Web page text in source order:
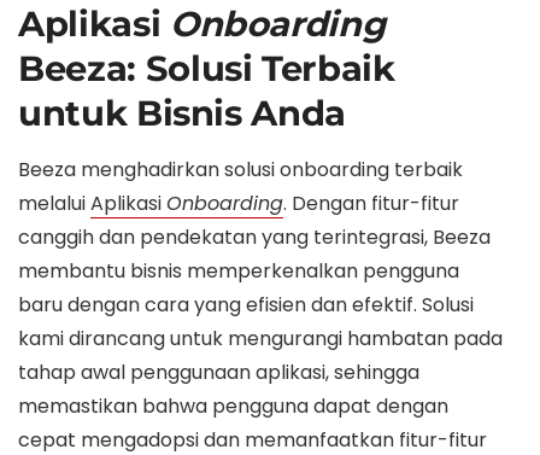
Aplikasi Onboarding
Beeza: Solusi Terbaik
untuk Bisnis Anda
Beeza menghadirkan solusi onboarding terbaik
melaluiAplikasiOnboarding. Dengan fitur-fitur
canggih dan pendekatan yang terintegrasi, Beeza
membantu bisnis memperkenalkan pengguna
baru dengan cara yang efisien dan efektif. Solusi
kami dirancang untuk mengurangi hambatan pada
tahap awal penggunaan aplikasi, sehingga
memastikan bahwa pengguna dapat dengan
cepat mengadopsi dan memanfaatkan fitur-fitur